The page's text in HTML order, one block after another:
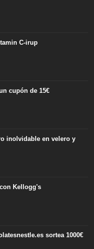
C-irup
cupón de 15€
inolvidable en velero y
Kellogg's
sortea 1000€